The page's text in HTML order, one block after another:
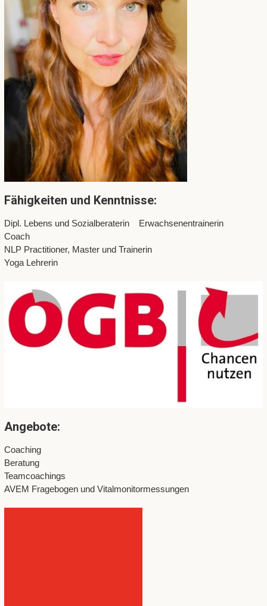
Fähigkeiten und Kenntnisse:
Dipl. Lebens und Sozialberaterin Erwachsenentrainerin
Coach
NLP Practitioner, Master und Trainerin
Yoga Lehrerin
Angebote:
Coaching
Beratung
Teamcoachings
AVEM Fragebogen und Vitalmonitormessungen